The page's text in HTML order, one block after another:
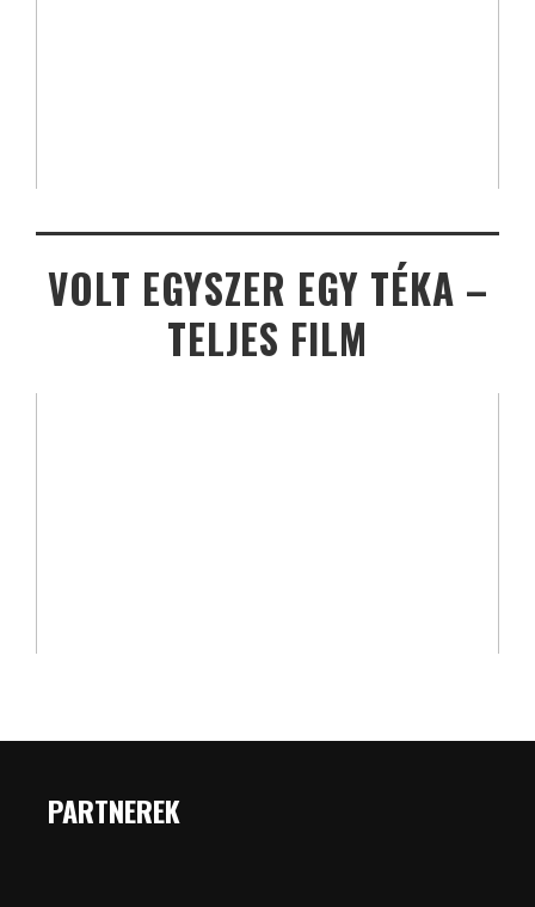
VOLT EGYSZER EGY TÉKA –
TELJES FILM
PARTNEREK